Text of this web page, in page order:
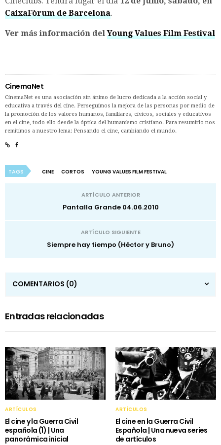
CaixaFòrum de Barcelona.
Ver más información delYoung Values Film Festival
CinemaNet
CinemaNet es una asociación sin ánimo de lucro dedicada a la acción social y
educativa a través del cine. Perseguimos la mejora de las personas por medio de
la promoción de los valores humanos, familiares, cívicos, sociales y educativos
en el cine, todo ello desde la óptica del humanismo cristiano. Para resumirlo nos
remitimos a nuestro lema: Pensando el cine, cambiando el mundo.
TAGS CINE CORTOS YOUNG VALUES FILM FESTIVAL
ARTÍCULO ANTERIOR
Pantalla Grande 04.06.2010
ARTÍCULO SIGUIENTE
Siempre hay tiempo (Héctor y Bruno)
COMENTARIOS (0)
Entradas relacionadas
ARTÍCULOS
El cine y la Guerra Civil
española (1) | Una
panorámica inicial
ARTÍCULOS
El cine en la Guerra Civil
Española | Una nueva series
de artículos